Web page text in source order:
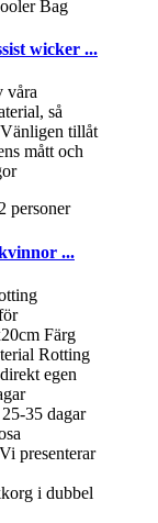
wicker ...
våra
så
tillåt
mått och
...
Färg
Rotting
egen
35 dagar
presenterar
i dubbel